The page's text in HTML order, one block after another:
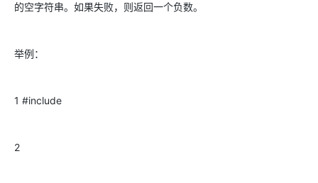
的空字符串。如果失败，则返回一个负数。
举例：
1 #include
2